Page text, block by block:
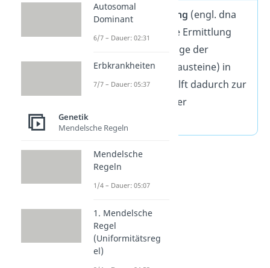
DNA Sequenzierung (engl. dna
sequencing) ist die Ermittlung
der genauen Abfolge der
Nukleotide(DNA-Bausteine) in
der DNA und verhilft dadurch zur
Entschlüsselung der
Autosomal
Dominant
6/7 – Dauer: 02:31
Erbkrankheiten
7/7 – Dauer: 05:37
Genetik
Mendelsche Regeln
Mendelsche
Regeln
1/4 – Dauer: 05:07
1. Mendelsche
Regel
(Uniformitätsreg
el)